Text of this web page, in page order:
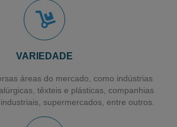
VARIEDADE
áreas do mercado, como indústrias
têxteis e plásticas, companhias
supermercados, entre outros.